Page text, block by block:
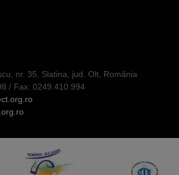
nr. 35, Slatina, jud. Olt, România
/ Fax: 0249.410.994